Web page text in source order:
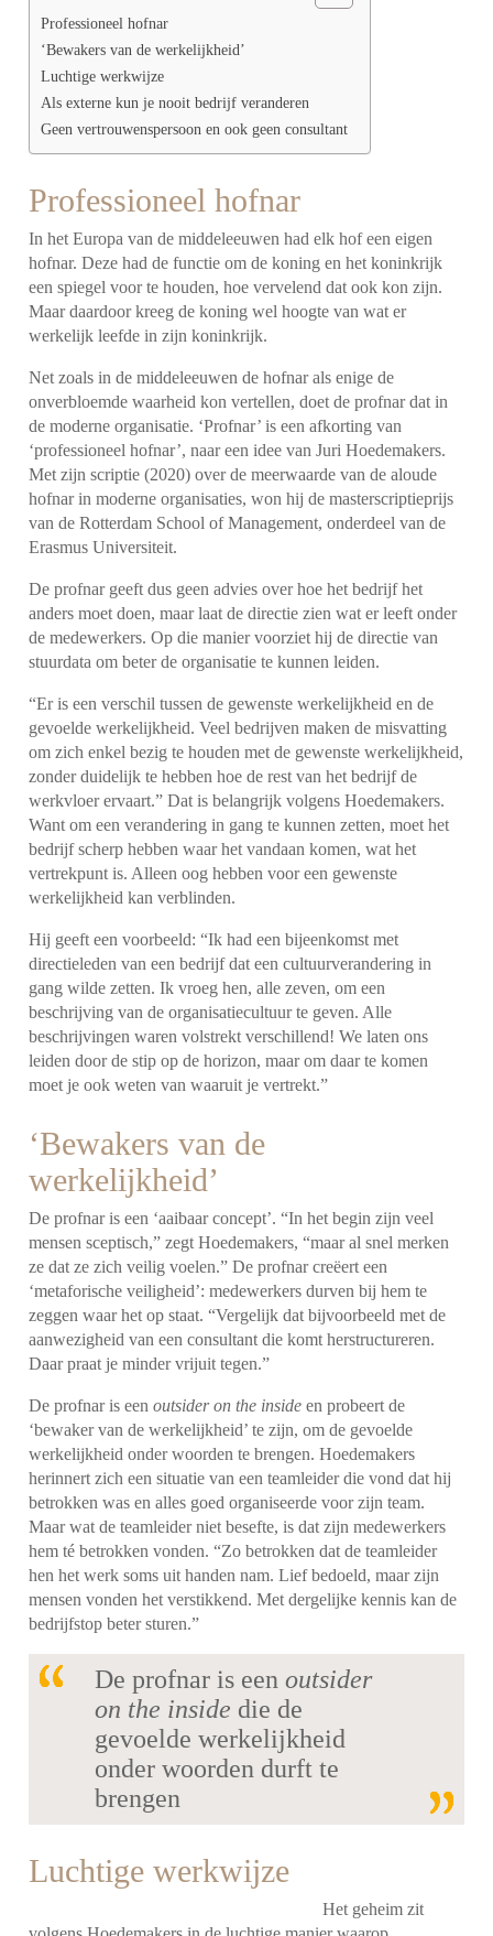
Professioneel hofnar
‘Bewakers van de werkelijkheid’
Luchtige werkwijze
Als externe kun je nooit bedrijf veranderen
Geen vertrouwenspersoon en ook geen consultant
Professioneel hofnar
In het Europa van de middeleeuwen had elk hof een eigen
hofnar. Deze had de functie om de koning en het koninkrijk
een spiegel voor te houden, hoe vervelend dat ook kon zijn.
Maar daardoor kreeg de koning wel hoogte van wat er
werkelijk leefde in zijn koninkrijk.
Net zoals in de middeleeuwen de hofnar als enige de
onverbloemde waarheid kon vertellen, doet de profnar dat in
de moderne organisatie. ‘Profnar’ is een afkorting van
‘professioneel hofnar’, naar een idee van Juri Hoedemakers.
Met zijn scriptie (2020) over de meerwaarde van de aloude
hofnar in moderne organisaties, won hij de masterscriptieprijs
van de Rotterdam School of Management, onderdeel van de
Erasmus Universiteit.
De profnar geeft dus geen advies over hoe het bedrijf het
anders moet doen, maar laat de directie zien wat er leeft onder
de medewerkers. Op die manier voorziet hij de directie van
stuurdata om beter de organisatie te kunnen leiden.
“Er is een verschil tussen de gewenste werkelijkheid en de
gevoelde werkelijkheid. Veel bedrijven maken de misvatting
om zich enkel bezig te houden met de gewenste werkelijkheid,
zonder duidelijk te hebben hoe de rest van het bedrijf de
werkvloer ervaart.”Dat is belangrijk volgens Hoedemakers.
Want om een verandering in gang te kunnen zetten, moet het
bedrijf scherp hebben waar het vandaan komen, wat het
vertrekpunt is. Alleen oog hebben voor een gewenste
werkelijkheid kan verblinden.
Hij geeft een voorbeeld: “Ik had een bijeenkomst met
directieleden van een bedrijf dat een cultuurverandering in
gang wilde zetten. Ik vroeg hen, alle zeven, om een
beschrijving van de organisatiecultuur te geven. Alle
beschrijvingen waren volstrekt verschillend! We laten ons
leiden door de stip op de horizon, maar om daar te komen
moet je ook weten van waaruit je vertrekt.”
‘Bewakers van de
werkelijkheid’
De profnar is een ‘aaibaar concept’. “In het begin zijn veel
mensen sceptisch,” zegt Hoedemakers, “maar al snel merken
ze dat ze zich veilig voelen.” De profnar creëert een
‘metaforische veiligheid’: medewerkers durven bij hem te
zeggen waar het op staat. “Vergelijk dat bijvoorbeeld met de
aanwezigheid van een consultant die komt herstructureren.
Daar praat je minder vrijuit tegen.”
De profnar is eenoutsider on the inside en probeert de
‘bewaker van de werkelijkheid’ te zijn, om de gevoelde
werkelijkheid onder woorden te brengen. Hoedemakers
herinnert zich een situatie van een teamleider die vond dat hij
betrokken was en alles goed organiseerde voor zijn team.
Maar wat de teamleider niet besefte, is dat zijn medewerkers
hem té betrokken vonden. “Zo betrokken dat de teamleider
hen het werk soms uit handen nam. Lief bedoeld, maar zijn
mensen vonden het verstikkend. Met dergelijke kennis kan de
bedrijfstop beter sturen.”
De profnar is eenoutsider
on the inside die de
gevoelde werkelijkheid
onder woorden durft te
brengen
Luchtige werkwijze
Het geheim zit